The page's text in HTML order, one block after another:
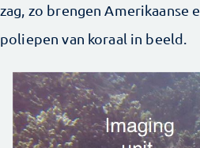
zag, zo brengen Amerikaanse
poliepen van koraal in beeld.